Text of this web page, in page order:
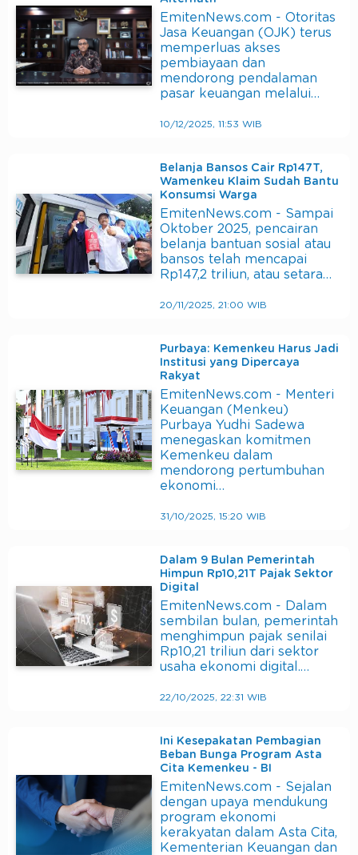
EmitenNews.com - Otoritas
Jasa Keuangan (OJK) terus
memperluas akses
pembiayaan dan
mendorong pendalaman
pasar keuangan melalui…
10/12/2025, 11:53 WIB
Belanja Bansos Cair Rp147T,
Wamenkeu Klaim Sudah Bantu
Konsumsi Warga
EmitenNews.com - Sampai
Oktober 2025, pencairan
belanja bantuan sosial atau
bansos telah mencapai
Rp147,2 triliun, atau setara…
20/11/2025, 21:00 WIB
Purbaya: Kemenkeu Harus Jadi
Institusi yang Dipercaya
Rakyat
EmitenNews.com - Menteri
Keuangan (Menkeu)
Purbaya Yudhi Sadewa
menegaskan komitmen
Kemenkeu dalam
mendorong pertumbuhan
ekonomi…
31/10/2025, 15:20 WIB
Dalam 9 Bulan Pemerintah
Himpun Rp10,21T Pajak Sektor
Digital
EmitenNews.com - Dalam
sembilan bulan, pemerintah
menghimpun pajak senilai
Rp10,21 triliun dari sektor
usaha ekonomi digital.…
22/10/2025, 22:31 WIB
Ini Kesepakatan Pembagian
Beban Bunga Program Asta
Cita Kemenkeu - BI
EmitenNews.com - Sejalan
dengan upaya mendukung
program ekonomi
kerakyatan dalam Asta Cita,
Kementerian Keuangan dan